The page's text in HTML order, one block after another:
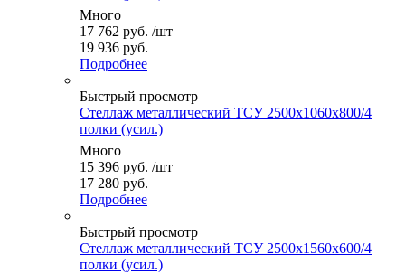
Много
17 762 руб. /шт
19 936 руб.
Подробнее
Быстрый просмотр
Стеллаж металлический ТСУ 2500x1060x800/4
полки (усил.)
Много
15 396 руб. /шт
17 280 руб.
Подробнее
Быстрый просмотр
Стеллаж металлический ТСУ 2500x1560x600/4
полки (усил.)